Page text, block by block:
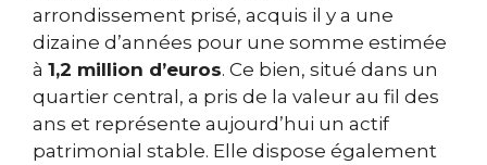
arrondissement prisé, acquis il y a une
dizaine d’années pour une somme estimée
à 1,2 million d’euros. Ce bien, situé dans un
quartier central, a pris de la valeur au fil des
ans et représente aujourd’hui un actif
patrimonial stable. Elle dispose également